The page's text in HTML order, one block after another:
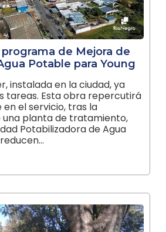
de Mejora de
Potable para Young
instalada en la ciudad, ya
tareas. Esta obra repercutirá
el servicio, tras la
planta de tratamiento,
Potabilizadora de Agua
reducen…